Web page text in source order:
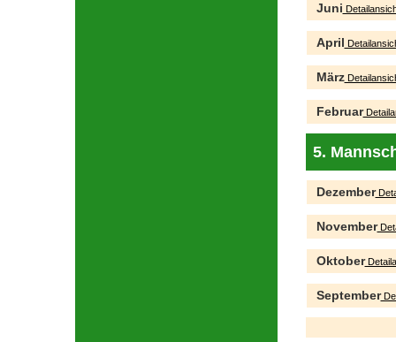
Juni
April
März
Februar
5.
Dezember
November
Oktober
September